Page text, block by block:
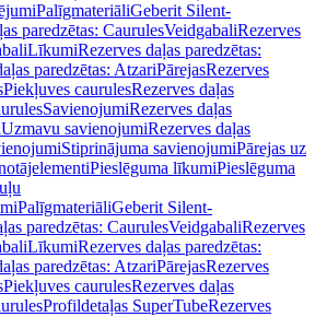
PalīgmateriāliGeberit Silent-
paredzētas: CaurulesVeidgabaliRezerves
LīkumiRezerves daļas paredzētas:
paredzētas: AtzariPārejasRezerves
Piekļuves caurulesRezerves daļas
SavienojumiRezerves daļas
Uzmavu savienojumiRezerves daļas
Stiprinājuma savienojumiPārejas uz
Pieslēguma līkumiPieslēguma
PalīgmateriāliGeberit Silent-
paredzētas: CaurulesVeidgabaliRezerves
LīkumiRezerves daļas paredzētas:
paredzētas: AtzariPārejasRezerves
Piekļuves caurulesRezerves daļas
Profildetaļas SuperTubeRezerves